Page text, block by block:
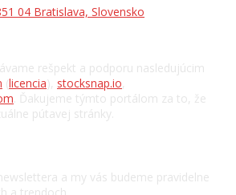
04 Bratislava, Slovensko
rešpekt a podporu nasledujúcim
(licencia), stocksnap.io
. Ďakujeme týmto portálom za to, že
pútavej stránky.
a my vás budeme pravidelne